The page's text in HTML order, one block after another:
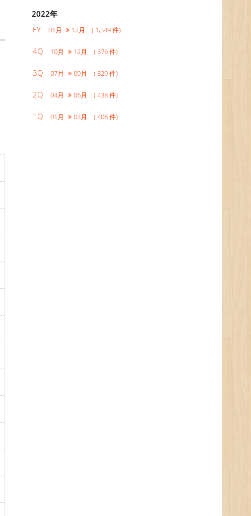
2022年
FY 01月 12月 ( 1,549 件)
4Q 10月 12月 ( 376 件)
3Q 07月 09月 ( 329 件)
2Q 04月 06月 ( 438 件)
1Q 01月 03月 ( 406 件)